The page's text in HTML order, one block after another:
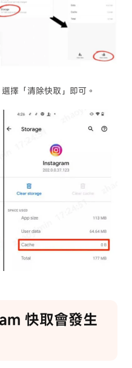
選擇「清除快取」即可。
快取會發生